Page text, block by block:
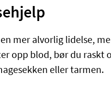
mer alvorlig lidelse,
opp blod, bør du raskt
eller tarmen.